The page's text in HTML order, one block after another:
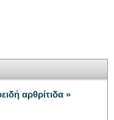
αρθρίτιδα »